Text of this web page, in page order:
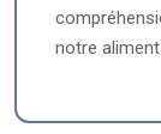
notre